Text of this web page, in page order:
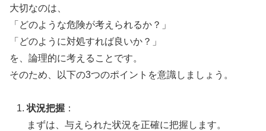
大切なのは、
「どのような危険が考えられるか？」
「どのように対処すれば良いか？」
を、論理的に考えることです。
そのため、以下の3つのポイントを意識しましょう。
状況把握 ：
まずは、与えられた状況を正確に把握します。